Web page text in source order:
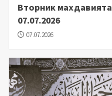
Вторник махдавията
07.07.2026
07.07.2026